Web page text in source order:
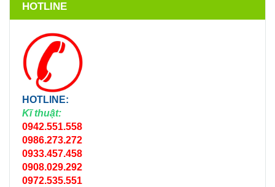
HOTLINE
HOTLINE:
Kĩ thuật:
0942.551.558
0986.273.272
0933.457.458
0908.029.292
0972.535.551